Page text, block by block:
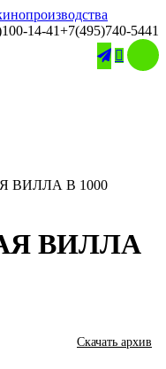
14-41+7(495)740-5441

В 1000
ВИЛЛА
Скачать архив